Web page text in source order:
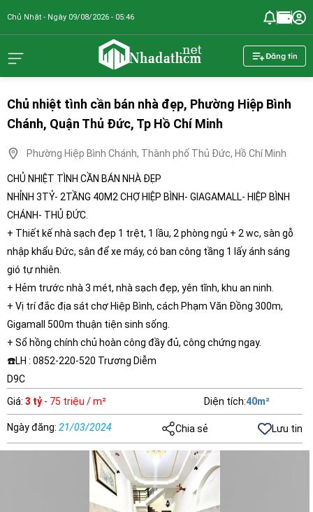
Chủ Nhật - Ngày 09/08/2026 - 05:46
Đăng tin
Chủ nhiệt tình cần bán nhà đẹp, Phường Hiệp Bình
Chánh, Quận Thủ Đức, Tp Hồ Chí Minh
Phường Hiệp Bình Chánh, Thành phố Thủ Đức, Hồ Chí Minh
CHỦ NHIỆT TÌNH CẦN BÁN NHÀ ĐẸP
NHỈNH 3TỶ- 2TẦNG 40M2 CHỢ HIỆP BÌNH- GIAGAMALL- HIỆP BÌNH
CHÁNH- THỦ ĐỨC.
+ Thiết kế nhà sạch đẹp 1 trệt, 1 lầu, 2 phòng ngủ + 2 wc, sàn gỗ
nhập khẩu Đức, sân để xe máy, có ban công tầng 1 lấy ánh sáng
gió tự nhiên.
+ Hẻm trước nhà 3 mét, nhà sạch đẹp, yên tĩnh, khu an ninh.
+ Vị trí đắc địa sát chợ Hiệp Bình, cách Phạm Văn Đồng 300m,
Gigamall 500m thuận tiện sinh sống.
+ Sổ hồng chính chủ hoàn công đầy đủ, công chứng ngay.
☎️LH : 0852-220-520 Trương Diễm
D9C
Giá: 3 tỷ - 75 triệu / m² Diện tích:40m²
Ngày đăng: 21/03/2024 Chia sẻ Lưu tin